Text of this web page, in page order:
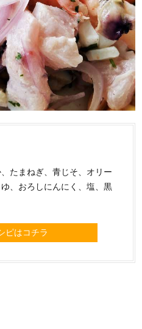
たまねぎ、青じそ、オリー
、おろしにんにく、塩、黒
ピはコチラ